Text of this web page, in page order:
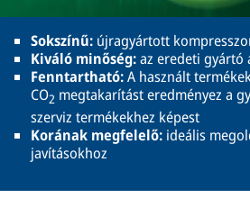
Sokszínű: újragyártott
Kiváló minőség:az eredeti
Fenntartható:A használt
CO2 megtakarítást eredményez a
szerviz termékekhez képest
Korának megfelelő: ideális
javításokhoz